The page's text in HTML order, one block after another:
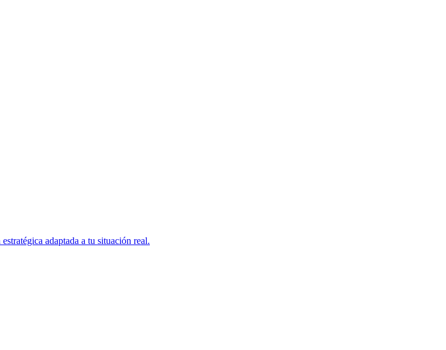
adaptada a tu situación real.